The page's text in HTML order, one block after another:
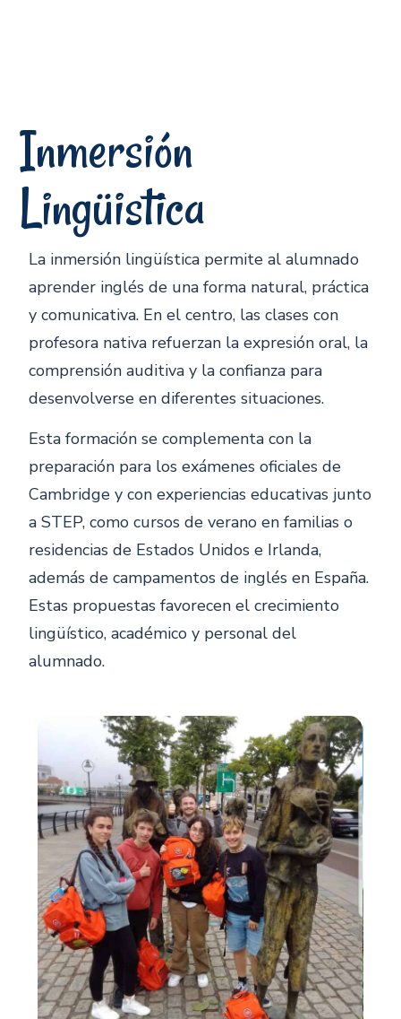
Inmersión
Lingüistica
La inmersión lingüística permite al alumnado
aprender inglés de una forma natural, práctica
y comunicativa. En el centro, las clases con
profesora nativa refuerzan la expresión oral, la
comprensión auditiva y la confianza para
desenvolverse en diferentes situaciones.
Esta formación se complementa con la
preparación para los exámenes oficiales de
Cambridge y con experiencias educativas junto
a STEP, como cursos de verano en familias o
residencias de Estados Unidos e Irlanda,
además de campamentos de inglés en España.
Estas propuestas favorecen el crecimiento
lingüístico, académico y personal del
alumnado.